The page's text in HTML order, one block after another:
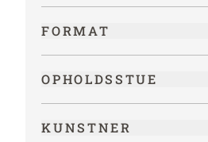
Historisk
Junglen
Køretøjer
Kunst
Landskaber
FORMAT
OPHOLDSSTUE
KUNSTNER